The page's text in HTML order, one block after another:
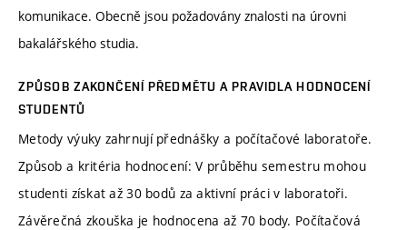
komunikace. Obecně jsou požadovány znalosti na úrovni
bakalářského studia.
ZPŮSOB ZAKONČENÍ PŘEDMĚTU A PRAVIDLA HODNOCENÍ
STUDENTŮ
Metody výuky zahrnují přednášky a počítačové laboratoře.
Způsob a kritéria hodnocení: V průběhu semestru mohou
studenti získat až 30 bodů za aktivní práci v laboratoři.
Závěrečná zkouška je hodnocena až 70 body. Počítačová